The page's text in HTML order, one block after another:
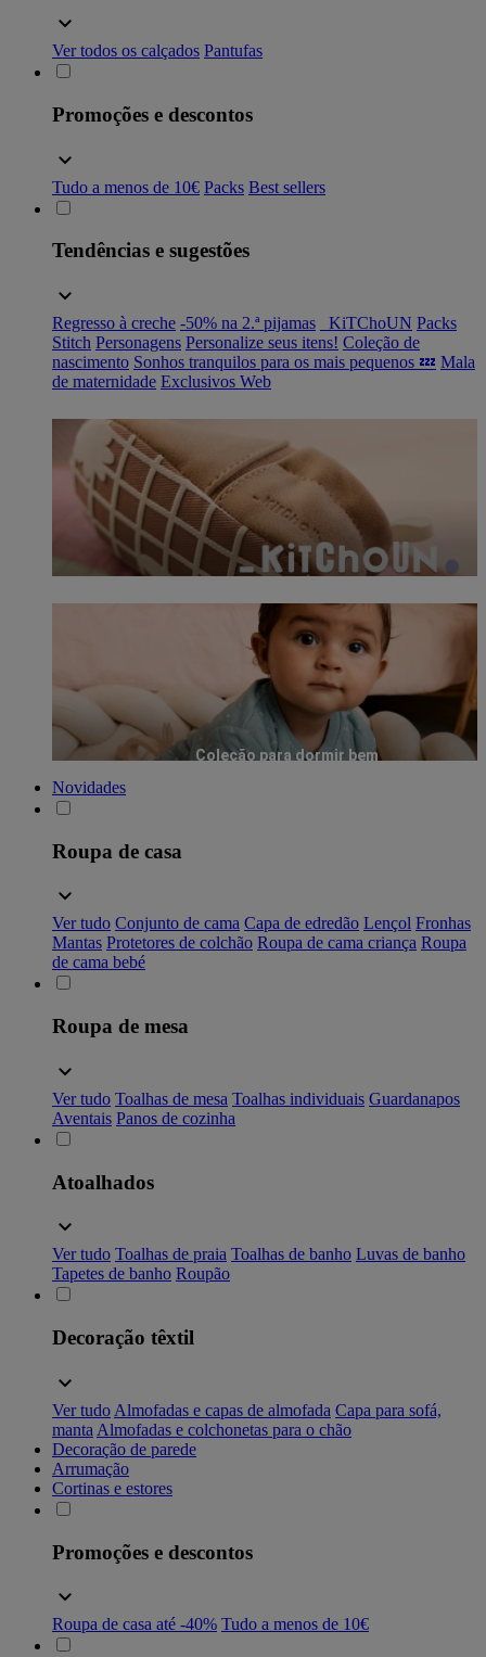
Ver todos os calçados Pantufas
Promoções e descontos
Tudo a menos de 10€ Packs Best sellers
Tendências e sugestões
Regresso à creche -50% na 2.ª pijamas _KiTChoUN Packs
Stitch Personagens Personalize seus itens! Coleção de
nascimento Sonhos tranquilos para os mais pequenos 💤 Mala
de maternidade Exclusivos Web
Coleção para dormir bem
Novidades
Roupa de casa
Ver tudo Conjunto de cama Capa de edredão Lençol Fronhas
Mantas Protetores de colchão Roupa de cama criança Roupa
de cama bebé
Roupa de mesa
Ver tudo Toalhas de mesa Toalhas individuais Guardanapos
Aventais Panos de cozinha
Atoalhados
Ver tudo Toalhas de praia Toalhas de banho Luvas de banho
Tapetes de banho Roupão
Decoração têxtil
Ver tudo Almofadas e capas de almofada Capa para sofá,
manta Almofadas e colchonetas para o chão
Decoração de parede
Arrumação
Cortinas e estores
Promoções e descontos
Roupa de casa até -40% Tudo a menos de 10€